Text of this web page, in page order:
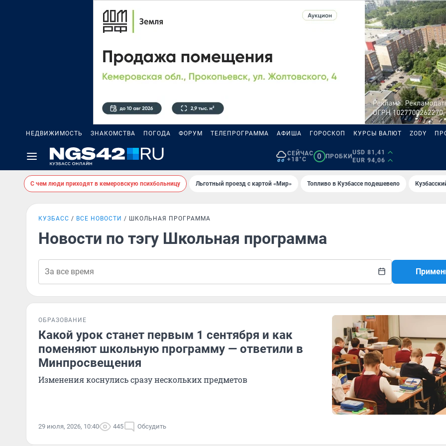
НЕДВИЖИМОСТЬ ЗНАКОМСТВА ПОГОДА ФОРУМ ТЕЛЕПРОГРАММА АФИША ГОРОСКОП КУРСЫ ВАЛЮТ ZODY
СЕЙЧАС
+18°C
0 ПРОБКИ
USD 81,41
EUR 94,06
С чем люди приходят в кемеровскую психбольницу Льготный проезд с картой «Мир» Топливо в Кузбассе подешевело
КУЗБАСС ВСЕ НОВОСТИ ШКОЛЬНАЯ ПРОГРАММА
Новости по тэгу Школьная программа
ОБРАЗОВАНИЕ
Какой урок станет первым 1 сентября и как
поменяют школьную программу — ответили в
Минпросвещения
Изменения коснулись сразу нескольких предметов
29 июля, 2026, 10:40 445 Обсудить